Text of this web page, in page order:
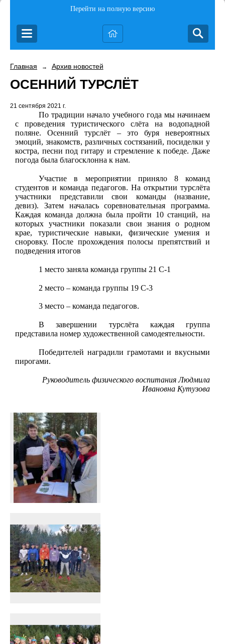
Перейти на полную версию
Главная → Архив новостей
ОСЕННИЙ ТУРСЛЁТ
21 сентября 2021 г.
По традиции начало учебного года мы начинаем
с проведения туристического слёта на водопадной
поляне. Осенний турслёт – это буря невероятных
эмоций, знакомств, различных состязаний, посиделки у
костра, песни под гитару и стремление к победе. Даже
погода была благосклонна к нам.
Участие в мероприятии приняло 8 команд
студентов и команда педагогов. На открытии турслёта
участники представили свои команды (название,
девиз). Затем началась соревновательная программа.
Каждая команда должна была пройти 10 станций, на
которых участники показали свои знания о родном
крае, туристические навыки, физические умения и
сноровку. После прохождения полосы препятствий и
подведения итогов
1 место заняла команда группы 21 С-1
2 место – команда группы 19 С-3
3 место – команда педагогов.
В завершении турслёта каждая группа
представила номер художественной самодеятельности.
Победителей наградили грамотами и вкусными
пирогами.
Руководитель физического воспитания Людмила
Ивановна Кутузова